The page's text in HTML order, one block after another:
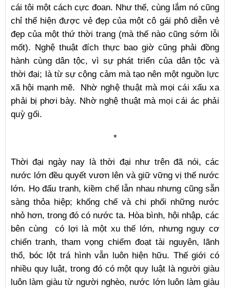
cái tôi một cách cực đoan. Như thế, cùng lắm nó cũng
chỉ thể hiện được vẻ đẹp của một cô gái phô diễn vẻ
đẹp của một thứ thời trang (mà thế nào cũng sớm lỗi
mốt). Nghệ thuật đích thực bao giờ cũng phải đồng
hành cùng dân tộc, vì sự phát triển của dân tộc và
thời đại; là từ sự cộng cảm mà tạo nên một nguồn lực
xã hội mạnh mẽ. Nhờ nghệ thuật mà mọi cái xấu xa
phải bị phơi bày. Nhờ nghệ thuật mà mọi cái ác phải
quỳ gối.
*
Thời đại ngày nay là thời đại như trên đã nói, các
nước lớn đều quyết vươn lên và giữ vững vị thế nước
lớn. Họ đấu tranh, kiềm chế lẫn nhau nhưng cũng sẵn
sàng thỏa hiệp; khống chế và chi phối những nước
nhỏ hơn, trong đó có nước ta. Hòa bình, hội nhập, các
bên cùng có lợi là một xu thế lớn, nhưng nguy cơ
chiến tranh, tham vọng chiếm đoạt tài nguyên, lãnh
thổ, bóc lột trá hình vẫn luôn hiện hữu. Thế giới có
nhiều quy luật, trong đó có một quy luật là người giàu
luôn làm giàu từ người nghèo, nước lớn luôn làm giàu